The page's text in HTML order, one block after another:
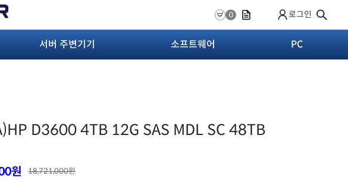
0 로그인
서버 주변기기 소프트웨어 PC
HP D3600 4TB 12G SAS MDL SC 48TB
원 18,721,000원